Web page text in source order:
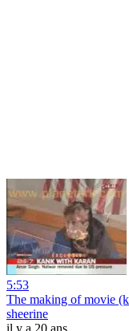
5:53
The making of movie
sheerine